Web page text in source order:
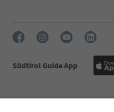
Südtirol Guide App